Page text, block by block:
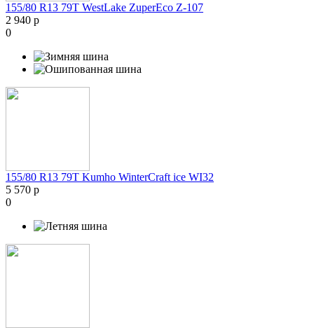
155/80 R13 79T WestLake ZuperEco Z-107
2 940 р
0
155/80 R13 79T Kumho WinterCraft ice WI32
5 570 р
0